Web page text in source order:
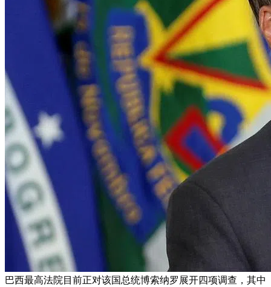
巴西最高法院目前正对该国总统博索纳罗展开四项调查，其中